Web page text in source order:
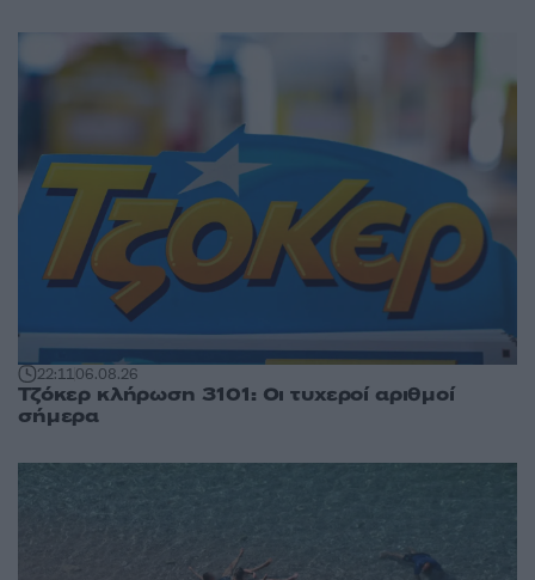
22:1106.08.26
Τζόκερ κλήρωση 3101: Οι τυχεροί αριθμοί
σήμερα